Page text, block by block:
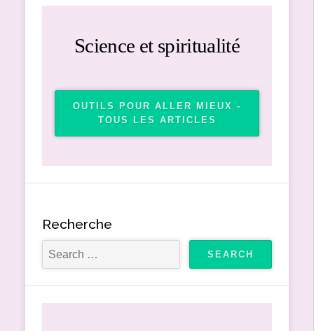
Science et spiritualité
OUTILS POUR ALLER MIEUX -
TOUS LES ARTICLES
Recherche